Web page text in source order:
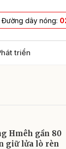
Đường dây nóng:
triển
Hmêh gần 80
giữ lửa lò rèn